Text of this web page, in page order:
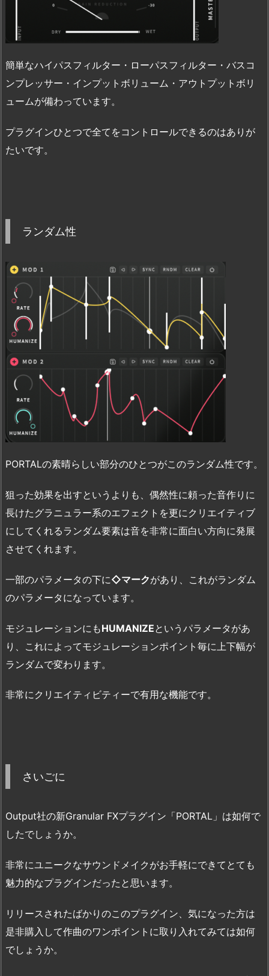
簡単なハイパスフィルター・ローパスフィルター・バスコ
ンプレッサー・インプットボリューム・アウトプットボリ
ュームが備わっています。
プラグインひとつで全てをコントロールできるのはありが
たいです。
ランダム性
PORTALの素晴らしい部分のひとつがこのランダム性です。
狙った効果を出すというよりも、偶然性に頼った音作りに
長けたグラニュラー系のエフェクトを更にクリエイティブ
にしてくれるランダム要素は音を非常に面白い方向に発展
させてくれます。
一部のパラメータの下に◇マークがあり、これがランダム
のパラメータになっています。
モジュレーションにもHUMANIZEというパラメータがあ
り、これによってモジュレーションポイント毎に上下幅が
ランダムで変わります。
非常にクリエイティビティーで有用な機能です。
さいごに
Output社の新Granular FXプラグイン「PORTAL」は如何で
したでしょうか。
非常にユニークなサウンドメイクがお手軽にできてとても
魅力的なプラグインだったと思います。
リリースされたばかりのこのプラグイン、気になった方は
是非購入して作曲のワンポイントに取り入れてみては如何
でしょうか。